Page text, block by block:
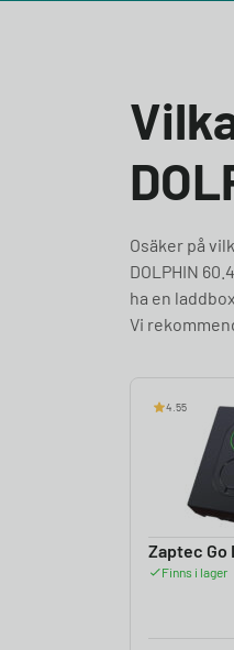
Osäker på
DOLPHIN
ha en
Vi
4.55
Zaptec Go
Finns i lager